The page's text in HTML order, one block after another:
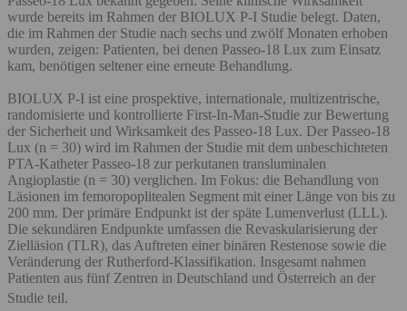
wurde bereits im Rahmen der BIOLUX P-I Studie belegt. Daten,
die im Rahmen der Studie nach sechs und zwölf Monaten erhoben
wurden, zeigen: Patienten, bei denen Passeo-18 Lux zum Einsatz
kam, benötigen seltener eine erneute Behandlung.
BIOLUX P-I ist eine prospektive, internationale, multizentrische,
randomisierte und kontrollierte First-In-Man-Studie zur Bewertung
der Sicherheit und Wirksamkeit des Passeo-18 Lux. Der Passeo-18
Lux (n = 30) wird im Rahmen der Studie mit dem unbeschichteten
PTA-Katheter Passeo-18 zur perkutanen transluminalen
Angioplastie (n = 30) verglichen. Im Fokus: die Behandlung von
Läsionen im femoropoplitealen Segment mit einer Länge von bis zu
200 mm. Der primäre Endpunkt ist der späte Lumenverlust (LLL).
Die sekundären Endpunkte umfassen die Revaskularisierung der
Zielläsion (TLR), das Auftreten einer binären Restenose sowie die
Veränderung der Rutherford-Klassifikation. Insgesamt nahmen
Patienten aus fünf Zentren in Deutschland und Österreich an der
Studie teil.